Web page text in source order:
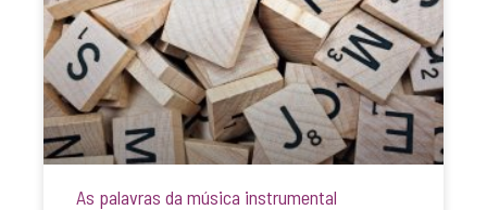
As palavras da música instrumental